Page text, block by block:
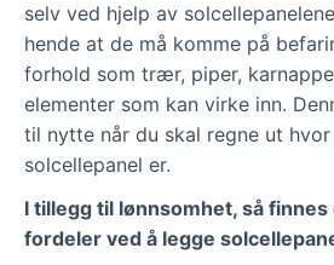
selv ved hjelp av
hende at de må komme på
forhold som trær, piper,
elementer som kan virke inn.
til nytte når du skal regne ut
solcellepanel er.
I tillegg til lønnsomhet, så
fordeler ved å legge